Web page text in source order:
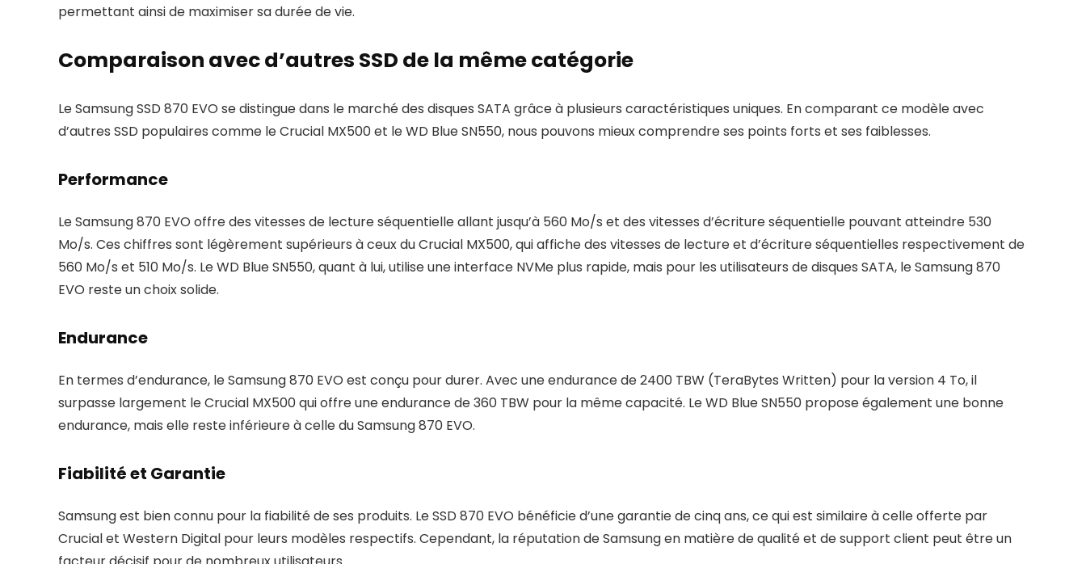
permettant ainsi de maximiser sa durée de vie.
Comparaison avec d’autres SSD de la même catégorie
Le Samsung SSD 870 EVO se distingue dans le marché des disques SATA grâce à plusieurs caractéristiques uniques. En comparant ce modèle avec
d’autres SSD populaires comme le Crucial MX500 et le WD Blue SN550, nous pouvons mieux comprendre ses points forts et ses faiblesses.
Performance
Le Samsung 870 EVO offre des vitesses de lecture séquentielle allant jusqu’à 560 Mo/s et des vitesses d’écriture séquentielle pouvant atteindre 530
Mo/s. Ces chiffres sont légèrement supérieurs à ceux du Crucial MX500, qui affiche des vitesses de lecture et d’écriture séquentielles respectivement de
560 Mo/s et 510 Mo/s. Le WD Blue SN550, quant à lui, utilise une interface NVMe plus rapide, mais pour les utilisateurs de disques SATA, le Samsung 870
EVO reste un choix solide.
Endurance
En termes d’endurance, le Samsung 870 EVO est conçu pour durer. Avec une endurance de 2400 TBW (TeraBytes Written) pour la version 4 To, il
surpasse largement le Crucial MX500 qui offre une endurance de 360 TBW pour la même capacité. Le WD Blue SN550 propose également une bonne
endurance, mais elle reste inférieure à celle du Samsung 870 EVO.
Fiabilité et Garantie
Samsung est bien connu pour la fiabilité de ses produits. Le SSD 870 EVO bénéficie d’une garantie de cinq ans, ce qui est similaire à celle offerte par
Crucial et Western Digital pour leurs modèles respectifs. Cependant, la réputation de Samsung en matière de qualité et de support client peut être un